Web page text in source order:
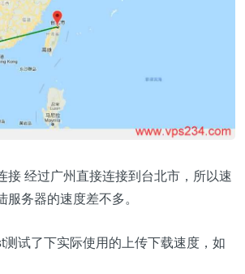
接 经过广州直接连接到台北市，所以速
务器的速度差不多。
试了下实际使用的上传下载速度，如